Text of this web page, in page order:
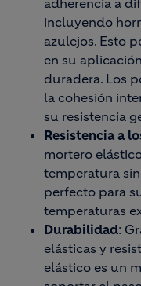
adherencia a
incluyendo
azulejos. Esto
en su
duradera. Los
la cohesión
su resistencia
Resistencia a
mortero
temperatura
perfecto para
temperaturas
Durabilidad:
elásticas y
elástico es un